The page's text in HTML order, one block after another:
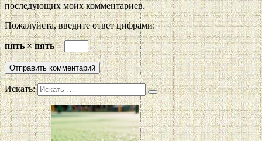
последующих моих комментариев.
Пожалуйста, введите ответ цифрами:
пять × пять =
Искать: